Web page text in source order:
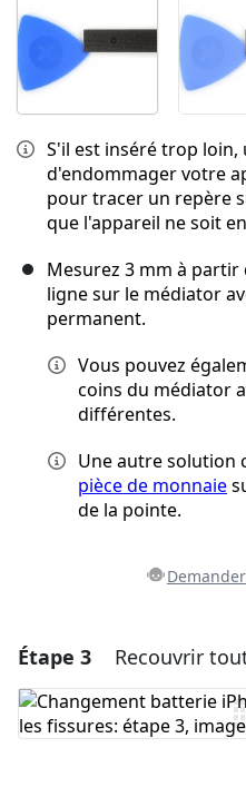
S'il est inséré trop
d'endommager votre
pour tracer un repère
que l'appareil ne soit
Mesurez 3 mm à
ligne sur le médiator
permanent.
Vous pouvez
coins du médiator
différentes.
Une autre solution
pièce de monnaie
de la pointe.
Ajouter
Ajouter un
Étape 3 Recouvrir